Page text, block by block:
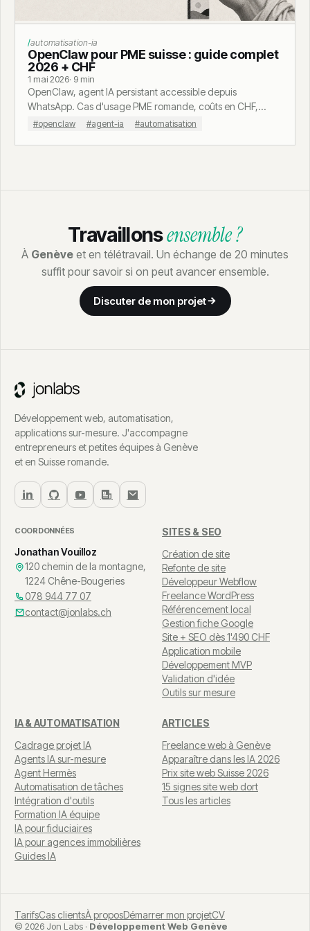
automatisation-ia
OpenClaw pour PME suisse : guide complet
2026 + CHF
1 mai 2026· 9 min
OpenClaw, agent IA persistant accessible depuis
WhatsApp. Cas d'usage PME romande, coûts en CHF,
comparaison Hermes Agent et marché. Regard terrain.
#openclaw #agent-ia #automatisation
Travaillonsensemble ?
À Genève et en télétravail. Un échange de 20 minutes
suffit pour savoir si on peut avancer ensemble.
Discuter de mon projet
Développement web, automatisation,
applications sur-mesure. J'accompagne
entrepreneurs et petites équipes à Genève
et en Suisse romande.
COORDONNÉES
Jonathan Vouilloz
120 chemin de la montagne,
1224 Chêne-Bougeries
078 944 77 07
contact@jonlabs.ch
SITES & SEO
Création de site
Refonte de site
Développeur Webflow
Freelance WordPress
Référencement local
Gestion fiche Google
Site + SEO dès 1'490 CHF
Application mobile
Développement MVP
Validation d'idée
Outils sur mesure
IA & AUTOMATISATION
Cadrage projet IA
Agents IA sur-mesure
Agent Hermès
Automatisation de tâches
Intégration d'outils
Formation IA équipe
IA pour fiduciaires
IA pour agences immobilières
Guides IA
ARTICLES
Freelance web à Genève
Apparaître dans les IA 2026
Prix site web Suisse 2026
15 signes site web dort
Tous les articles
TarifsCas clientsÀ proposDémarrer mon projetCV
© 2026 Jon Labs · Développement Web Genève